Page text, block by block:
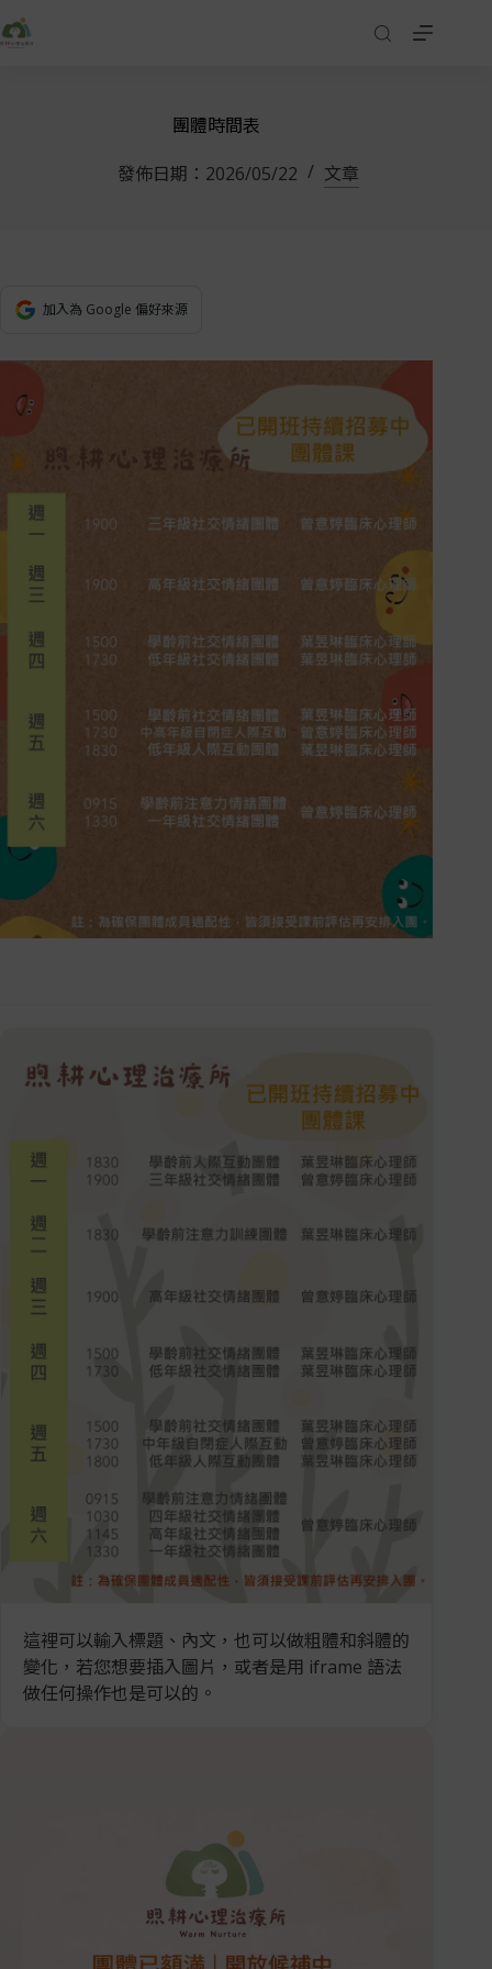
團體時間表
發佈日期： 2026/05/22 文章
加入為 Google 偏好來源
這裡可以輸入標題、內文，也可以做粗體和斜體的
變化，若您想要插入圖片，或者是用 iframe 語法
做任何操作也是可以的。